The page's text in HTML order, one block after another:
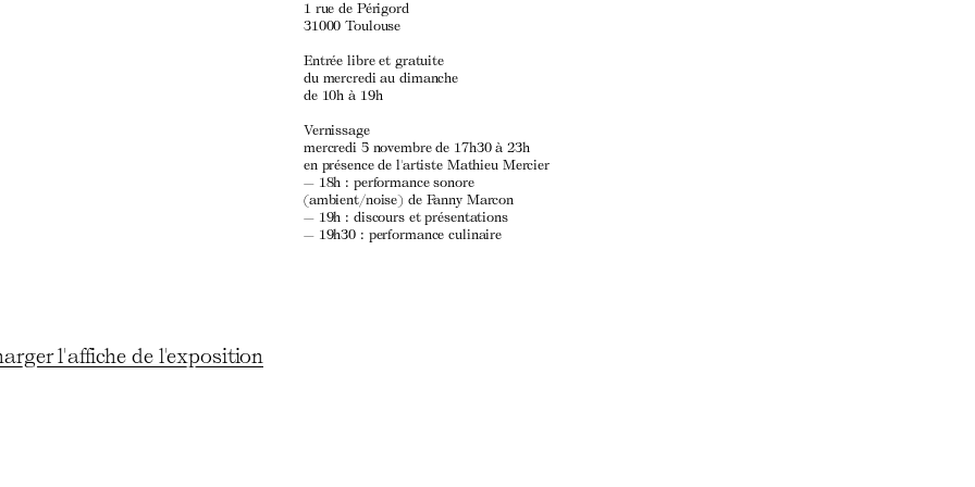
1 rue de Périgord
31000 Toulouse
Entrée libre et gratuite
du mercredi au dimanche
de 10h à 19h
Vernissage
mercredi 5 novembre de 17h30 à 23h
en présence de l'artiste Mathieu Mercier
— 18h : performance sonore
(ambient/noise) de Fanny Marcon
— 19h : discours et présentations
— 19h30 : performance culinaire
l'affiche de l'exposition